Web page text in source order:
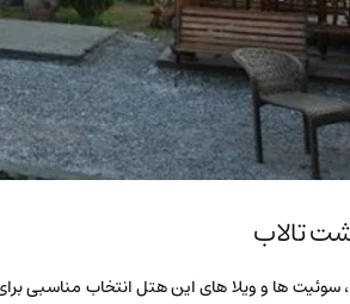
تالاب
سوئیت ها و ویلا های این هتل انتخاب مناسبی